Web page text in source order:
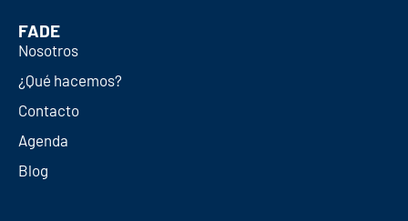
FADE
Nosotros
¿Qué hacemos?
Contacto
Agenda
Blog